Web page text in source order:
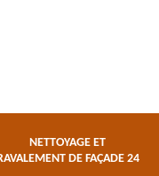
NETTOYAGE ET
DE FAÇADE 24